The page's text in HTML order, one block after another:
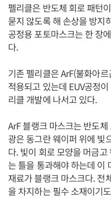
펠리클은 반도체 회로 패턴
묻지 않도록 해 손상을 방지
공정용 포토마스크는 한 장
다.
기존 펠리클은 ArF(불화아
적용되고 있는데 EUV공정
리클 개발에 나서고 있다.
ArF 블랭크 마스크는 반도
광은 동그란 웨이퍼 위에 빛
다. 빛이 회로 모양을 머금고
는 틀을 통과해야 하는데 이
재료가 블랭크 마스크다. 전
을 차지하는 필수 소재이기